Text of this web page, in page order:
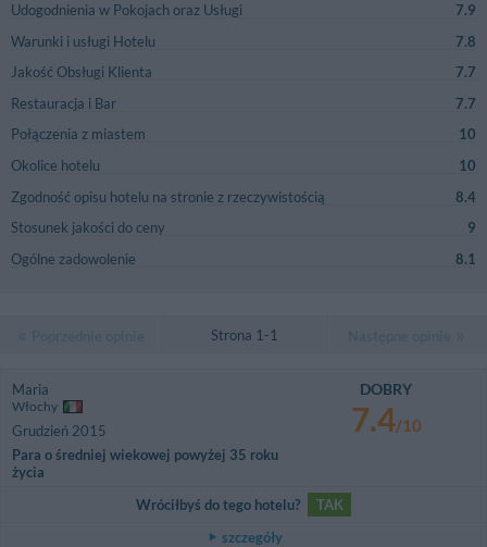
Udogodnienia w Pokojach oraz Usługi
7.9
Warunki i usługi Hotelu
7.8
Jakość Obsługi Klienta
7.7
Restauracja i Bar
7.7
Połączenia z miastem
10
Okolice hotelu
10
Zgodność opisu hotelu na stronie z rzeczywistością
8.4
Stosunek jakości do ceny
9
Ogólne zadowolenie
8.1
Strona 1-1
Maria
Włochy
Grudzień 2015
Para o średniej wiekowej powyżej 35 roku
życia
DOBRY
7.4/10
Wróciłbyś do tego hotelu?
TAK
szczegóły